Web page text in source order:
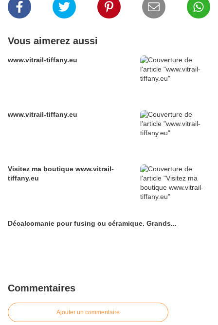
Vous aimerez aussi
www.vitrail-tiffany.eu
www.vitrail-tiffany.eu
Visitez ma boutique www.vitrail-
tiffany.eu
Décalcomanie pour fusing ou céramique. Grands...
Commentaires
Ajouter un commentaire